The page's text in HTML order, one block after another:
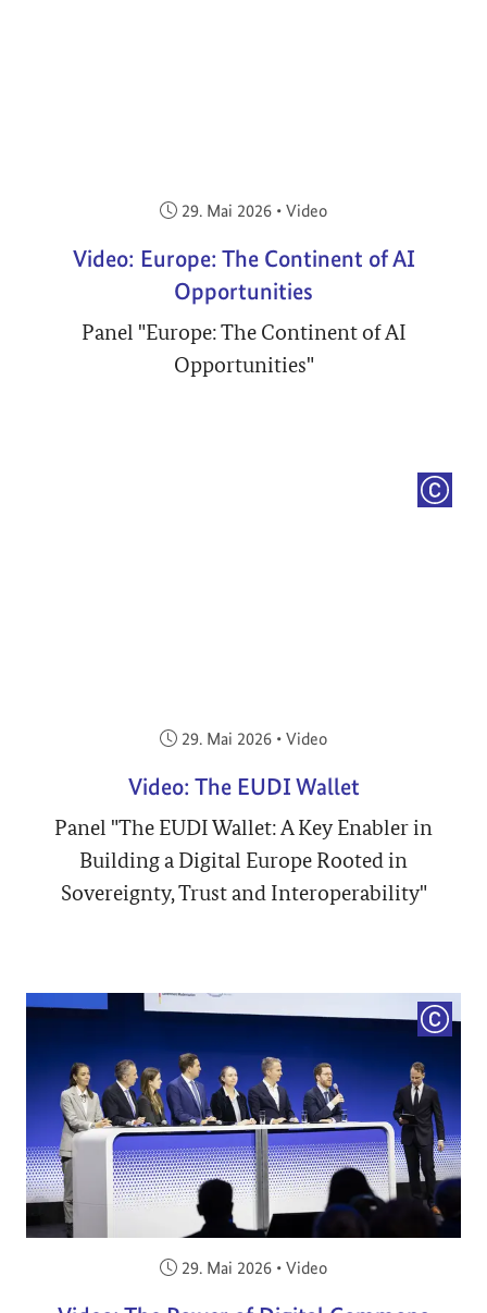
Veröffentlicht am:
29. Mai 2026 • Video
Video: Europe: The Continent of AI
Opportunities
Panel "Europe: The Continent of AI
Opportunities"
Veröffentlicht am:
29. Mai 2026 • Video
Video: The EUDI Wallet
Panel "The EUDI Wallet: A Key Enabler in
Building a Digital Europe Rooted in
Sovereignty, Trust and Interoperability"
Veröffentlicht am:
29. Mai 2026 • Video